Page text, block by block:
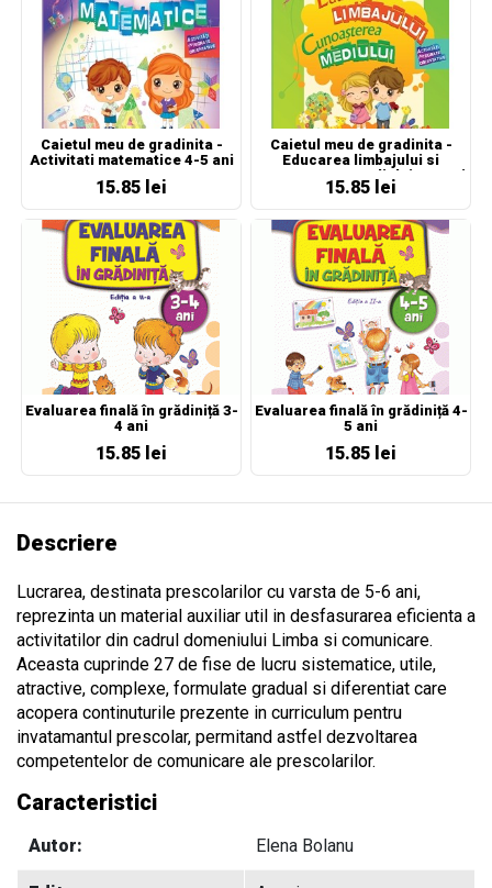
Caietul meu de gradinita -
Activitati matematice 4-5 ani
15.85 lei
Caietul meu de gradinita -
Educarea limbajului si
cunoasterea mediului 3-4 ani
15.85 lei
Evaluarea finală în grădiniță 3-
4 ani
15.85 lei
Evaluarea finală în grădiniță 4-
5 ani
15.85 lei
Descriere
Lucrarea, destinata prescolarilor cu varsta de 5-6 ani,
reprezinta un material auxiliar util in desfasurarea eficienta a
activitatilor din cadrul domeniului Limba si comunicare.
Aceasta cuprinde 27 de fise de lucru sistematice, utile,
atractive, complexe, formulate gradual si diferentiat care
acopera continuturile prezente in curriculum pentru
invatamantul prescolar, permitand astfel dezvoltarea
competentelor de comunicare ale prescolarilor.
Caracteristici
Autor: Elena Bolanu